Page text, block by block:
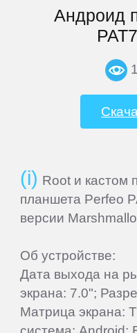
Андроид
Root и кастом
планшета Perfeo
версии
Об устройстве:
Дата выхода на
экрана: 7.0";
Матрица экрана:
bb-
mobile
Beholder
Bliss
BQ-